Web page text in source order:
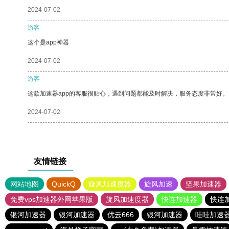
2024-07-02
游客
这个是app神器
2024-07-02
游客
这款加速器app的客服很贴心，遇到问题都能及时解决，服务态度非常好。
2024-07-02
友情链接
网站地图 QuickQ 旋风加速度器 旋风加速
坚果加速器
免费vps加速器外网苹果版
旋风加速度器 快连加速器
快连
银河加速器
银河加速器 优云666 银河加速器
哇哇加速